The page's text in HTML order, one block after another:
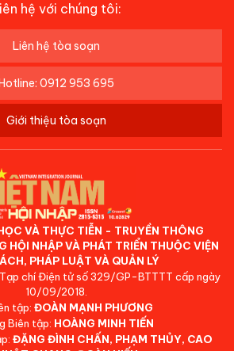
hệ với chúng tôi:
Liên hệ tòa soạn
Hotline: 0912 953 695
Giới thiệu tòa soạn
VÀ THỰC TIỄN - TRUYỀN THÔNG
HỘI NHẬP VÀ PHÁT TRIỂN THUỘC VIỆN
PHÁP LUẬT VÀ QUẢN LÝ
chí Điện tử số 329/GP-BTTTT cấp ngày
10/09/2018.
tập: ĐOÀN MẠNH PHƯƠNG
Biên tập: HOÀNG MINH TIẾN
ĐẶNG ĐÌNH CHẤN, PHẠM THỦY, CAO